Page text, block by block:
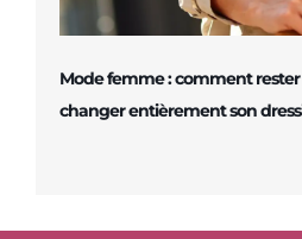
Mode femme : comment
changer entièrement son